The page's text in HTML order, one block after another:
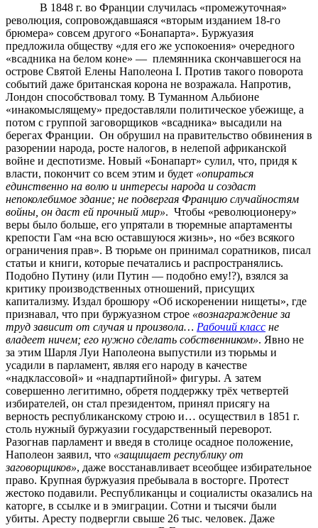
В 1848 г. во Франции случилась «промежуточная»
революция, сопровождавшаяся «вторым изданием 18-го
брюмера» совсем другого «Бонапарта». Буржуазия
предложила обществу «для его же успокоения» очередного
«всадника на белом коне» — племянника скончавшегося на
острове Святой Елены Наполеона I. Против такого поворота
событий даже британская корона не возражала. Напротив,
Лондон способствовал тому. В Туманном Альбионе
«инакомыслящему» предоставляли политическое убежище, а
потом с группой заговорщиков «всадника» высадили на
берегах Франции. Он обрушил на правительство обвинения в
разорении народа, росте налогов, в нелепой африканской
войне и деспотизме. Новый «Бонапарт» сулил, что, придя к
власти, покончит со всем этим и будет «опираться
единственно на волю и интересы народа и создаст
непоколебимое здание; не подвергая Францию случайностям
войны, он даст ей прочный мир». Чтобы «революционеру»
веры было больше, его упрятали в тюремные апартаменты
крепости Гам «на всю оставшуюся жизнь», но «без всякого
ограничения прав». В тюрьме он принимал соратников, писал
статьи и книги, которые печатались и распространялись.
Подобно Путину (или Путин — подобно ему!?), взялся за
критику производственных отношений, присущих
капитализму. Издал брошюру «Об искоренении нищеты», где
признавал, что при буржуазном строе «вознаграждение за
труд зависит от случая и произвола… Рабочий класс не
владеет ничем; его нужно сделать собственником». Явно не
за этим Шарля Луи Наполеона выпустили из тюрьмы и
усадили в парламент, являя его народу в качестве
«надклассовой» и «надпартийной» фигуры. А затем
совершенно легитимно, обретя поддержку трёх четвертей
избирателей, он стал президентом, принял присягу на
верность республиканскому строю и… осуществил в 1851 г.
столь нужный буржуазии государственный переворот.
Разогнав парламент и введя в столице осадное положение,
Наполеон заявил, что «защищает республику от
заговорщиков», даже восстанавливает всеобщее избирательное
право. Крупная буржуазия пребывала в восторге. Протест
жестоко подавили. Республиканцы и социалисты оказались на
каторге, в ссылке и в эмиграции. Сотни и тысячи были
убиты. Аресту подвергли свыше 26 тыс. человек. Даже